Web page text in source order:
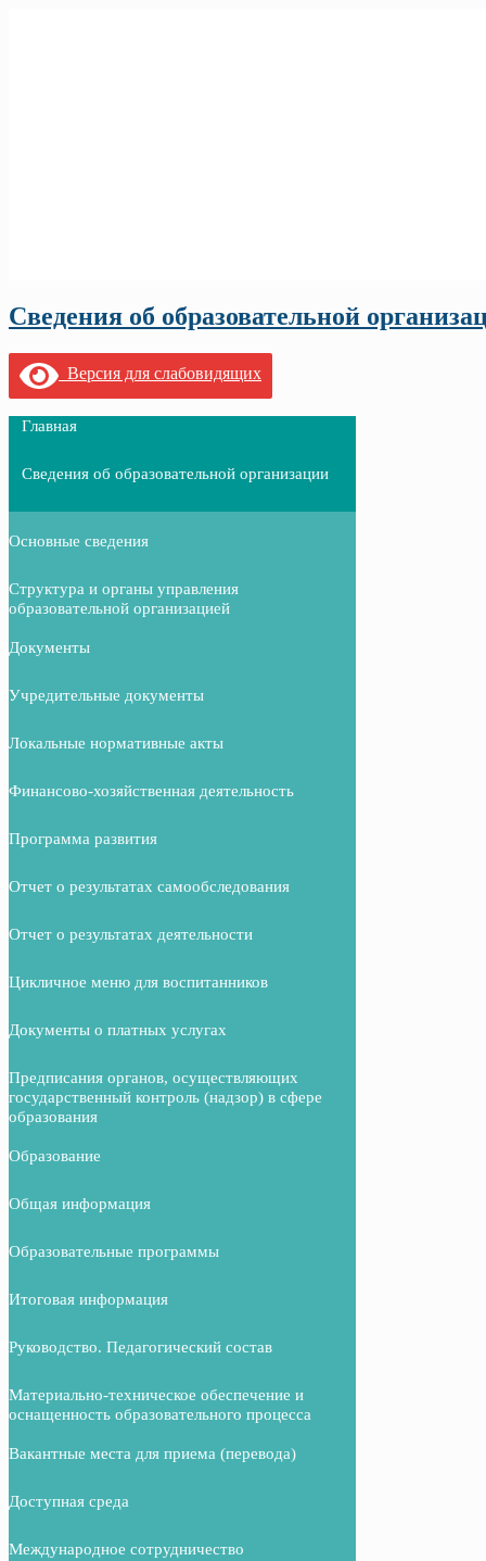
Сведения об образовательной
Версия для слабовидящих
Главная
Сведения об образовательной организации
Основные сведения
Структура и органы управления
образовательной организацией
Документы
Учредительные документы
Локальные нормативные акты
Финансово-хозяйственная деятельность
Программа развития
Отчет о результатах самообследования
Отчет о результатах деятельности
Цикличное меню для воспитанников
Документы о платных услугах
Предписания органов, осуществляющих
государственный контроль (надзор) в сфере
образования
Образование
Общая информация
Образовательные программы
Итоговая информация
Руководство. Педагогический состав
Материально-техническое обеспечение и
оснащенность образовательного процесса
Вакантные места для приема (перевода)
Доступная среда
Международное сотрудничество